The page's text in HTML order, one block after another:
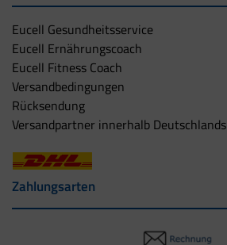
Eucell Gesundheitsservice
Eucell Ernährungscoach
Eucell Fitness Coach
Versandbedingungen
Rücksendung
Versandpartner innerhalb Deutschlands
Zahlungsarten